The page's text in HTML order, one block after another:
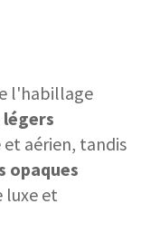
l'habillage
aérien, tandis
opaques
luxe et